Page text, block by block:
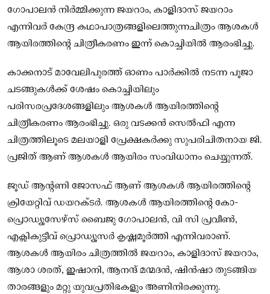
ഗോപാലൻ നിർമ്മിക്കുന്ന ജയറാം, കാളിദാസ് ജയറാം
എന്നിവർ കേന്ദ്ര കഥാപാത്രങ്ങളിലെത്തുന്നചിത്രം ആശകൾ
ആയിരത്തിന്റെ ചിത്രീകരണം ഇന്ന് കൊച്ചിയിൽ ആരംഭിച്ചു.
കാക്കനാട് മാവേലിപുരത്ത് ഓണം പാർക്കിൽ നടന്ന പൂജാ
ചടങ്ങുകൾക്ക് ശേഷം കൊച്ചിയിലും
പരിസരപ്രദേശങ്ങളിലും ആശകൾ ആയിരത്തിന്റെ
ചിത്രീകരണം ആരംഭിച്ചു. ഒരു വടക്കൻ സെൽഫി എന്ന
ചിത്രത്തിലൂടെ മലയാളി പ്രേക്ഷകർക്കു സുപരിചിതനായ ജി.
പ്രജിത് ആണ് ആശകൾ ആയിരം സംവിധാനം ചെയ്യുന്നത്.
ജൂഡ് ആന്റണി ജോസഫ് ആണ് ആശകൾ ആയിരത്തിന്റെ
ക്രിയേറ്റിവ് ഡയറക്‌ടർ. ആശകൾ ആയിരത്തിന്റെ കോ-
പ്രൊഡ്യൂസേഴ്‌സ് ബൈജു ഗോപാലൻ, വി സി പ്രവീൺ,
എക്സികുട്ടീവ് പ്രൊഡ്യൂസർ കൃഷ്ണമൂർത്തി എന്നിവരാണ്.
ആശകൾ ആയിരം ചിത്രത്തിൽ ജയറാം, കാളിദാസ് ജയറാം,
ആശാ ശരത്, ഇഷാനി, ആനന്ദ് മന്മദൻ, ഷിൻഷാ തുടങ്ങിയ
താരങ്ങളും മറ്റു യുവപ്രതിഭകളും അണിനിരക്കുന്നു.